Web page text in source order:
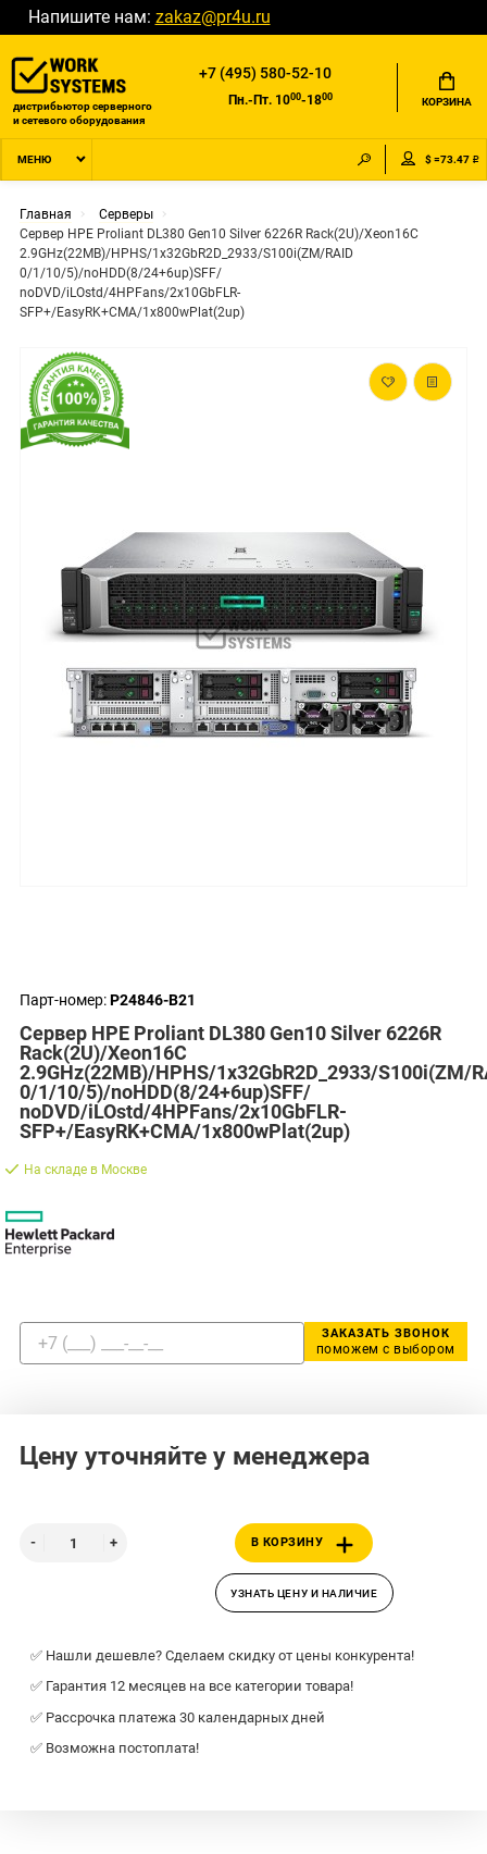
Напишите нам: zakaz@pr4u.ru
дистрибьютор серверного
и сетевого оборудования
+7 (495) 580-52-10
Пн.-Пт. 1000-1800 КОРЗИНА
МЕНЮ $ =73.47 ₽
Главная
Серверы
Сервер HPE Proliant DL380 Gen10 Silver 6226R Rack(2U)/Xeon16C
2.9GHz(22MB)/HPHS/1x32GbR2D_2933/S100i(ZM/RAID
0/1/10/5)/noHDD(8/24+6up)SFF/
noDVD/iLOstd/4HPFans/2x10GbFLR-
SFP+/EasyRK+CMA/1x800wPlat(2up)
Парт-номер:P24846-B21
Сервер HPE Proliant DL380 Gen10 Silver 6226R
Rack(2U)/Xeon16C
2.9GHz(22MB)/HPHS/1x32GbR2D_2933/S100i(ZM/
0/1/10/5)/noHDD(8/24+6up)SFF/
noDVD/iLOstd/4HPFans/2x10GbFLR-
SFP+/EasyRK+CMA/1x800wPlat(2up)
На складе в Москве
ЗАКАЗАТЬ ЗВОНОК
поможем с выбором
Цену уточняйте у менеджера
В КОРЗИНУ
УЗНАТЬ ЦЕНУ И НАЛИЧИЕ
✅ Нашли дешевле? Сделаем скидку от цены конкурента!
✅ Гарантия 12 месяцев на все категории товара!
✅ Рассрочка платежа 30 календарных дней
✅ Возможна постоплата!